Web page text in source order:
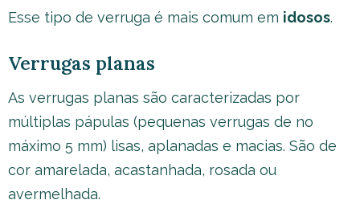
Esse tipo de verruga é mais comum em idosos.
Verrugas planas
As verrugas planas são caracterizadas por
múltiplas pápulas (pequenas verrugas de no
máximo 5 mm) lisas, aplanadas e macias. São de
cor amarelada, acastanhada, rosada ou
avermelhada.